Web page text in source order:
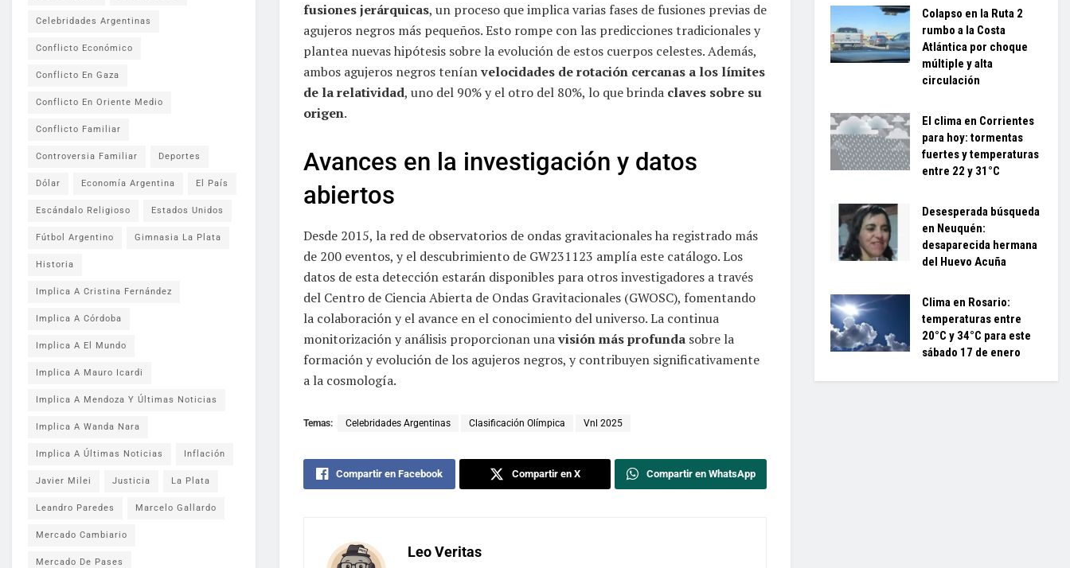
fusiones jerárquicas, un proceso que implica varias fases de fusiones previas de
agujeros negros más pequeños. Esto rompe con las predicciones tradicionales y
plantea nuevas hipótesis sobre la evolución de estos cuerpos celestes. Además,
ambos agujeros negros teníanvelocidades de rotación cercanas a los límites
de la relatividad, uno del 90% y el otro del 80%, lo que brinda claves sobre su
origen.
Avances en la investigación y datos
abiertos
Desde 2015, la red de observatorios de ondas gravitacionales ha registrado más
de 200 eventos, y el descubrimiento de GW231123 amplía este catálogo. Los
datos de esta detección estarán disponibles para otros investigadores a través
del Centro de Ciencia Abierta de Ondas Gravitacionales (GWOSC), fomentando
la colaboración y el avance en el conocimiento del universo. La continua
monitorización y análisis proporcionan unavisión más profunda sobre la
formación y evolución de los agujeros negros, y contribuyen significativamente
a la cosmología.
Temas: Celebridades Argentinas Clasificación Olímpica Vnl 2025
Compartir en Facebook Compartir en X Compartir en WhatsApp
Leo Veritas
Celebridades Argentinas
Conflicto Económico
Conflicto En Gaza
Conflicto En Oriente Medio
Conflicto Familiar
Controversia Familiar Deportes
Dólar Economía Argentina El País
Escándalo Religioso Estados Unidos
Fútbol Argentino Gimnasia La Plata
Historia
Implica A Cristina Fernández
Implica A Córdoba
Implica A El Mundo
Implica A Mauro Icardi
Implica A Mendoza Y Últimas Noticias
Implica A Wanda Nara
Implica A Últimas Noticias Inflación
Javier Milei Justicia La Plata
Leandro Paredes Marcelo Gallardo
Mercado Cambiario
Mercado De Pases
Colapso en la Ruta 2
rumbo a la Costa
Atlántica por choque
múltiple y alta
circulación
El clima en Corrientes
para hoy: tormentas
fuertes y temperaturas
entre 22 y 31°C
Desesperada búsqueda
en Neuquén:
desaparecida hermana
del Huevo Acuña
Clima en Rosario:
temperaturas entre
20°C y 34°C para este
sábado 17 de enero